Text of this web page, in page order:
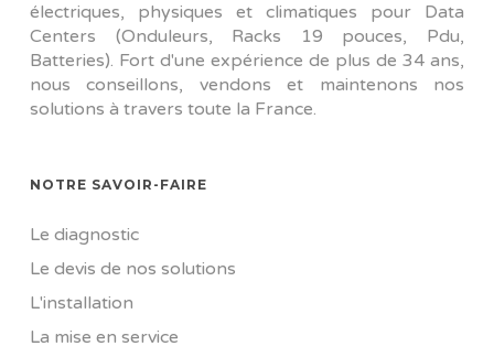
électriques, physiques et climatiques pour Data
Centers (Onduleurs, Racks 19 pouces, Pdu,
Batteries). Fort d'une expérience de plus de 34 ans,
nous conseillons, vendons et maintenons nos
solutions à travers toute la France.
NOTRE SAVOIR-FAIRE
Le diagnostic
Le devis de nos solutions
L'installation
La mise en service